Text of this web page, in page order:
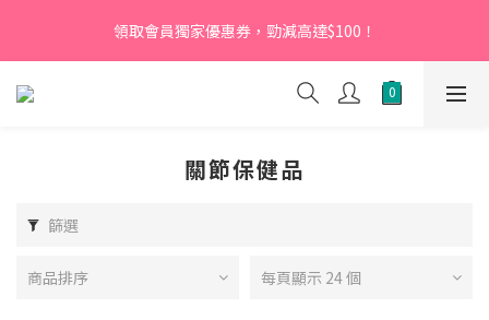
【新會員】即日起至2026月12月31日，首次下單輸入優惠碼
「NEW95」即可享95折
領取會員獨家優惠券，勁減高達$100！
【新會員】即日起至2026月12月31日，首次下單輸入優惠碼
「NEW95」即可享95折
關節保健品
篩選
商品排序 每頁顯示 24 個